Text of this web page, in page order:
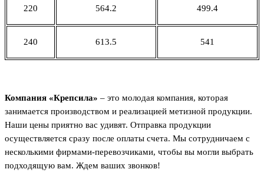
220 564.2 499.4
240 613.5 541
Компания «Крепсила» – это молодая компания, которая
занимается производством и реализацией метизной продукции.
Наши цены приятно вас удивят. Отправка продукции
осуществляется сразу после оплаты счета. Мы сотрудничаем с
несколькими фирмами-перевозчиками, чтобы вы могли выбрать
подходящую вам. Ждем ваших звонков!